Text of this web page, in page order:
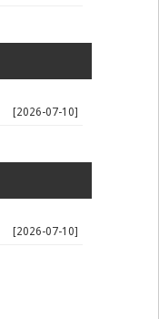
[2026-07-10]
[2026-07-10]